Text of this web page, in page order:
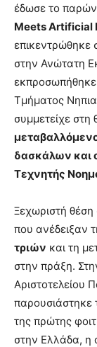
έδωσε το παρών
Meets Artificial
επικεντρώθηκε
στην Ανώτατη
Τμήματος
συμμετείχε στη
δασκάλων και
Τεχνητής
Ξεχωριστή θέση
που ανέδειξαν
τριών και τη
στην πράξη.
Αριστοτελείου
παρουσιάστηκε
της πρώτης
στην Ελλάδα, η